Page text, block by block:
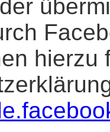
hierzu